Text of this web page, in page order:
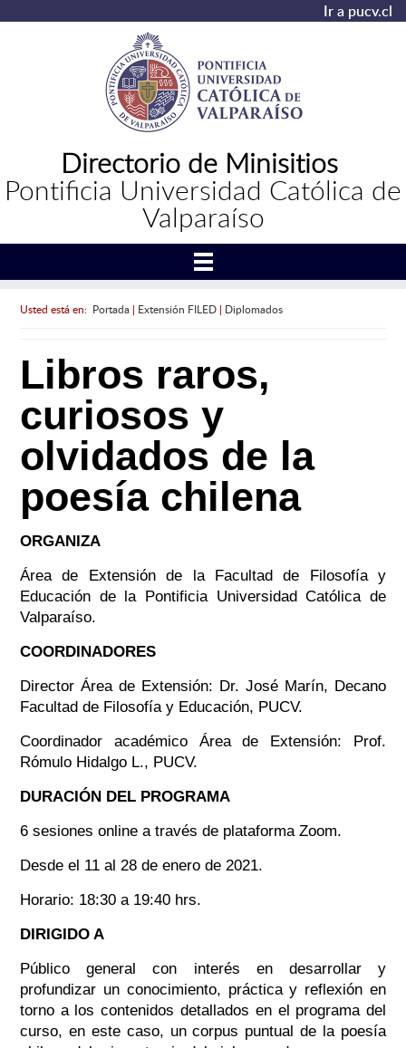
Ir a pucv.cl
Directorio de Minisitios
Pontificia Universidad Católica de
Valparaíso
Usted está en: Portada| Extensión FILED| Diplomados
Libros raros,
curiosos y
olvidados de la
poesía chilena
ORGANIZA
Área de Extensión de la Facultad de Filosofía y
Educación de la Pontificia Universidad Católica de
Valparaíso.
COORDINADORES
Director Área de Extensión: Dr. José Marín, Decano
Facultad de Filosofía y Educación, PUCV.
Coordinador académico Área de Extensión: Prof.
Rómulo Hidalgo L., PUCV.
DURACIÓN DEL PROGRAMA
6 sesiones online a través de plataforma Zoom.
Desde el 11 al 28 de enero de 2021.
Horario: 18:30 a 19:40 hrs.
DIRIGIDO A
Público general con interés en desarrollar y
profundizar un conocimiento, práctica y reflexión en
torno a los contenidos detallados en el programa del
curso, en este caso, un corpus puntual de la poesía